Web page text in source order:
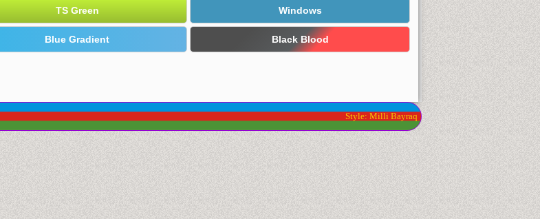
TS Green Windows
Blue Gradient Black Blood
Style: Milli Bayraq